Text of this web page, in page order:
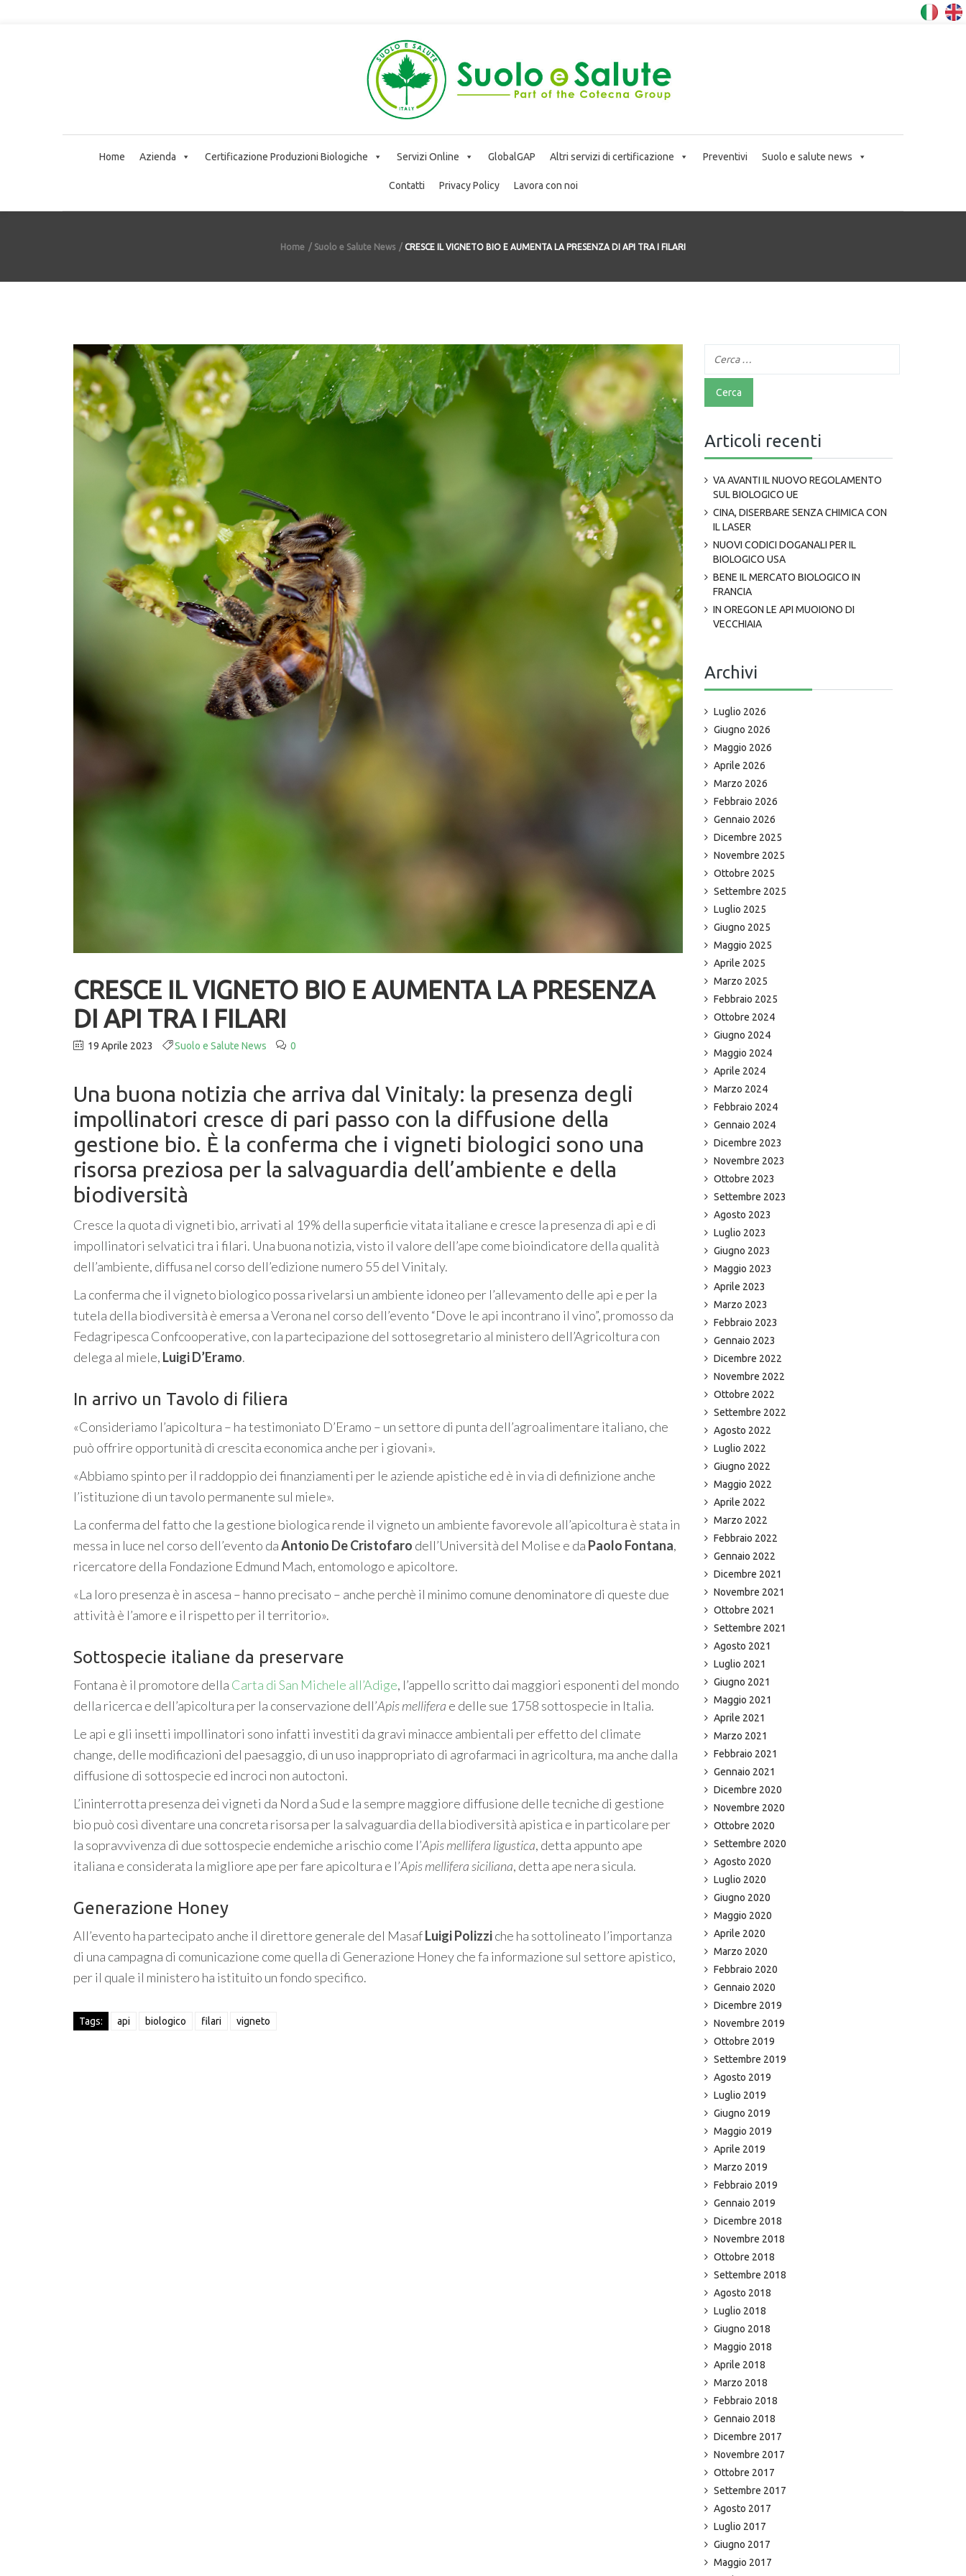
Home Azienda Certificazione Produzioni Biologiche Servizi Online GlobalGAP Altri servizi di certificazione Preventivi Suolo e salute news
Contatti Privacy Policy Lavora con noi
Home Suolo e Salute News CRESCE IL VIGNETO BIO E AUMENTA LA PRESENZA DI API TRA I FILARI
CRESCE IL VIGNETO BIO E AUMENTA LA PRESENZA
DI API TRA I FILARI
19 Aprile 2023 Suolo e Salute News 0
Una buona notizia che arriva dal Vinitaly: la presenza degli
impollinatori cresce di pari passo con la diffusione della
gestione bio. È la conferma che i vigneti biologici sono una
risorsa preziosa per la salvaguardia dell’ambiente e della
biodiversità
Cresce la quota di vigneti bio, arrivati al 19% della superficie vitata italiane e cresce la presenza di api e di
impollinatori selvatici tra i filari. Una buona notizia, visto il valore dell’ape come bioindicatore della qualità
dell’ambiente, diffusa nel corso dell’edizione numero 55 del Vinitaly.
La conferma che il vigneto biologico possa rivelarsi un ambiente idoneo per l’allevamento delle api e per la
tutela della biodiversità è emersa a Verona nel corso dell’evento “Dove le api incontrano il vino”, promosso da
Fedagripesca Confcooperative, con la partecipazione del sottosegretario al ministero dell’Agricoltura con
delega al miele, Luigi D’Eramo.
In arrivo un Tavolo di filiera
«Consideriamo l’apicoltura – ha testimoniato D’Eramo – un settore di punta dell’agroalimentare italiano, che
può offrire opportunità di crescita economica anche per i giovani».
«Abbiamo spinto per il raddoppio dei finanziamenti per le aziende apistiche ed è in via di definizione anche
l’istituzione di un tavolo permanente sul miele».
La conferma del fatto che la gestione biologica rende il vigneto un ambiente favorevole all’apicoltura è stata in
messa in luce nel corso dell’evento daAntonio De Cristofaro dell’Università del Molise e da Paolo Fontana,
ricercatore della Fondazione Edmund Mach, entomologo e apicoltore.
«La loro presenza è in ascesa – hanno precisato – anche perchè il minimo comune denominatore di queste due
attività è l’amore e il rispetto per il territorio».
Sottospecie italiane da preservare
Fontana è il promotore della Carta di San Michele all’Adige, l’appello scritto dai maggiori esponenti del mondo
della ricerca e dell’apicoltura per la conservazione dell’Apis mellifera e delle sue 1758 sottospecie in Italia.
Le api e gli insetti impollinatori sono infatti investiti da gravi minacce ambientali per effetto del climate
change, delle modificazioni del paesaggio, di un uso inappropriato di agrofarmaci in agricoltura, ma anche dalla
diffusione di sottospecie ed incroci non autoctoni.
L’ininterrotta presenza dei vigneti da Nord a Sud e la sempre maggiore diffusione delle tecniche di gestione
bio può così diventare una concreta risorsa per la salvaguardia della biodiversità apistica e in particolare per
la sopravvivenza di due sottospecie endemiche a rischio come l’Apis mellifera ligustica, detta appunto ape
italiana e considerata la migliore ape per fare apicoltura e l’Apis mellifera siciliana, detta ape nera sicula.
Generazione Honey
All’evento ha partecipato anche il direttore generale del MasafLuigi Polizziche ha sottolineato l’importanza
di una campagna di comunicazione come quella di Generazione Honey che fa informazione sul settore apistico,
per il quale il ministero ha istituito un fondo specifico.
Tags: api biologico filari vigneto
Articoli recenti
VA AVANTI IL NUOVO REGOLAMENTO
SUL BIOLOGICO UE
CINA, DISERBARE SENZA CHIMICA CON
IL LASER
NUOVI CODICI DOGANALI PER IL
BIOLOGICO USA
BENE IL MERCATO BIOLOGICO IN
FRANCIA
IN OREGON LE API MUOIONO DI
VECCHIAIA
Archivi
Luglio 2026
Giugno 2026
Maggio 2026
Aprile 2026
Marzo 2026
Febbraio 2026
Gennaio 2026
Dicembre 2025
Novembre 2025
Ottobre 2025
Settembre 2025
Luglio 2025
Giugno 2025
Maggio 2025
Aprile 2025
Marzo 2025
Febbraio 2025
Ottobre 2024
Giugno 2024
Maggio 2024
Aprile 2024
Marzo 2024
Febbraio 2024
Gennaio 2024
Dicembre 2023
Novembre 2023
Ottobre 2023
Settembre 2023
Agosto 2023
Luglio 2023
Giugno 2023
Maggio 2023
Aprile 2023
Marzo 2023
Febbraio 2023
Gennaio 2023
Dicembre 2022
Novembre 2022
Ottobre 2022
Settembre 2022
Agosto 2022
Luglio 2022
Giugno 2022
Maggio 2022
Aprile 2022
Marzo 2022
Febbraio 2022
Gennaio 2022
Dicembre 2021
Novembre 2021
Ottobre 2021
Settembre 2021
Agosto 2021
Luglio 2021
Giugno 2021
Maggio 2021
Aprile 2021
Marzo 2021
Febbraio 2021
Gennaio 2021
Dicembre 2020
Novembre 2020
Ottobre 2020
Settembre 2020
Agosto 2020
Luglio 2020
Giugno 2020
Maggio 2020
Aprile 2020
Marzo 2020
Febbraio 2020
Gennaio 2020
Dicembre 2019
Novembre 2019
Ottobre 2019
Settembre 2019
Agosto 2019
Luglio 2019
Giugno 2019
Maggio 2019
Aprile 2019
Marzo 2019
Febbraio 2019
Gennaio 2019
Dicembre 2018
Novembre 2018
Ottobre 2018
Settembre 2018
Agosto 2018
Luglio 2018
Giugno 2018
Maggio 2018
Aprile 2018
Marzo 2018
Febbraio 2018
Gennaio 2018
Dicembre 2017
Novembre 2017
Ottobre 2017
Settembre 2017
Agosto 2017
Luglio 2017
Giugno 2017
Maggio 2017